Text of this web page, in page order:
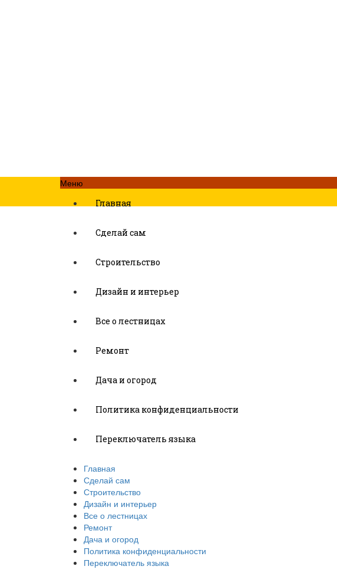
Меню
Главная
Сделай сам
Строительство
Дизайн и интерьер
Все о лестницах
Ремонт
Дача и огород
Политика конфиденциальности
Переключатель языка
Главная
Сделай сам
Строительство
Дизайн и интерьер
Все о лестницах
Ремонт
Дача и огород
Политика конфиденциальности
Переключатель языка